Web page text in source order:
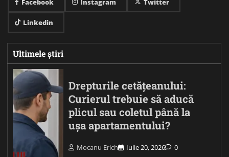
Facebook Instagram Twitter
Linkedin
Ultimele știri
Drepturile cetățeanului:
Curierul trebuie să aducă
plicul sau coletul până la
ușa apartamentului?
Mocanu Erich Iulie 20, 2026 0